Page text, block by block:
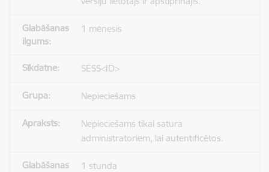
1 mēnesis
SESS<ID>
Nepieciešams
Nepieciešams tikai satura
administratoriem, lai autentificētos.
1 stunda